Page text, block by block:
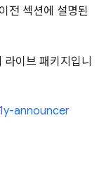
전 섹션에 설명된
이브 패키지입니
announcer